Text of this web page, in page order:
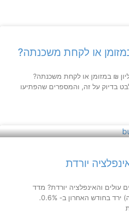
או לקחת משכנתה?
דירה ב-2.5 מיליון ₪ במזומן או לקחת משכנתה?
בדיוק על זה, והמספרים שהפתיעו
יורדת
עולים והאינפלציה יורדת? מדד
המחירים לצרכן (האינפלציה) ירד בחודש האחרון ב- 0.6%.